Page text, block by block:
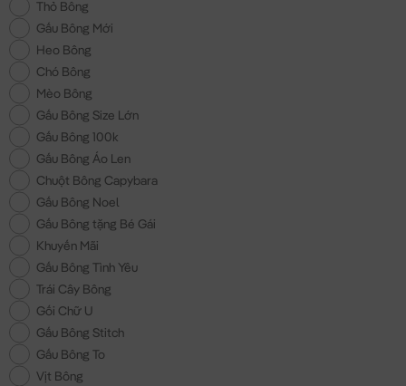
Thỏ Bông
Gấu Bông Mới
Heo Bông
Chó Bông
Mèo Bông
Gấu Bông Size Lớn
Gấu Bông 100k
Gấu Bông Áo Len
Chuột Bông Capybara
Gấu Bông Noel
Gấu Bông tặng Bé Gái
Khuyến Mãi
Gấu Bông Tình Yêu
Trái Cây Bông
Gối Chữ U
Gấu Bông Stitch
Gấu Bông To
Vịt Bông